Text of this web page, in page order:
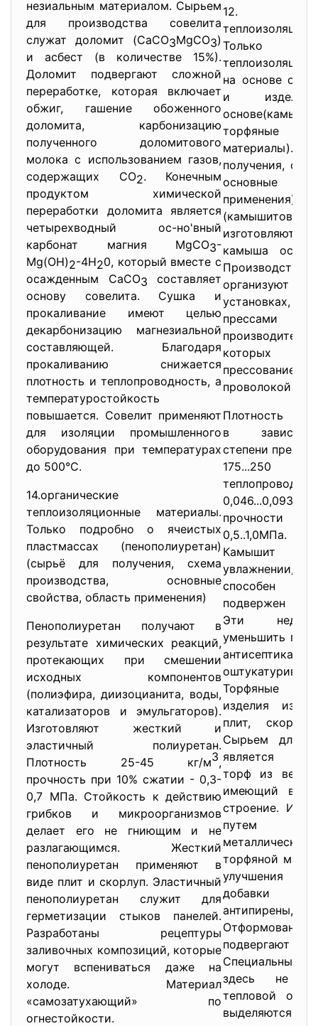
незиальным материалом. Сырьем
для производства совелита
служат доломит (CaCO3MgCO3)
и асбест (в количестве 15%).
Доломит подвергают сложной
переработке, которая включает
обжиг, гашение обоженного
доломита, карбонизацию
полученного доломитового
молока с использованием газов,
содержащих CO2. Конечным
продуктом химической
переработки доломита является
четырехводный ос-но'вный
карбонат магния MgCO3-
Mg(OH)2-4H20, который вместе с
осажденным CaCO3 составляет
основу совелита. Сушка и
прокаливание имеют целью
декарбонизацию магнезиальной
составляющей. Благодаря
прокаливанию снижается
плотность и теплопроводность, а
температуростойкость
повышается. Совелит применяют
для изоляции промышленного
оборудования при температурах
до 500°С.
14.органические
теплоизоляционные материалы.
Только подробно о ячеистых
пластмассах (пенополиуретан)
(сырьё для получения, схема
производства, основные
свойства, область применения)
Пенополиуретан получают в
результате химических реакций,
протекающих при смешении
исходных компонентов
(полиэфира, диизоцианита, воды,
катализаторов и эмульгаторов).
Изготовляют жесткий и
эластичный полиуретан.
Плотность 25-45 кг/м3,
прочность при 10% сжатии - 0,3-
0,7 МПа. Стойкость к действию
грибков и микроорганизмов
делает его не гниющим и не
разлагающимся. Жесткий
пенополиуретан применяют в
виде плит и скорлуп. Эластичный
пенополиуретан служит для
герметизации стыков панелей.
Разработаны рецептуры
заливочных композиций, которые
могут вспениваться даже на
холоде. Материал
«самозатухающий» по
огнестойкости.
12.
Только
на основе
и
торфяные
получения,
основные
камыша
Производство
организуют
установках,
которых
проволокой и
в
степени
0,046...0,093
прочности
0,5..1,0МПа.
Камышит
увлажнении,
способен
подвержен
Эти
уменьшить
антисептиками,
Торфяные
изделия
плит,
Сырьем для
является
торф из
имеющий
строение.
путем
торфяной
улучшения
добавки —
антипирены,
подвергают
Специальных
здесь не
тепловой
выделяются